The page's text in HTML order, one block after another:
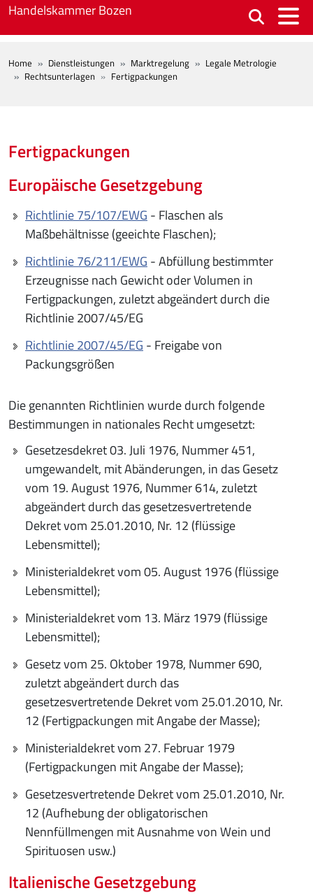
Skip to main content
Handelskammer Bozen
BREADCRUMB
Home Dienstleistungen Marktregelung
Legale Metrologie
Rechtsunterlagen
Fertigpackungen
Fertigpackungen
Europäische Gesetzgebung
Richtlinie 75/107/EWG - Flaschen als
Maßbehältnisse (geeichte Flaschen);
Richtlinie 76/211/EWG - Abfüllung bestimmter
Erzeugnisse nach Gewicht oder Volumen in
Fertigpackungen, zuletzt abgeändert durch die
Richtlinie 2007/45/EG
Richtlinie 2007/45/EG - Freigabe von
Packungsgrößen
Die genannten Richtlinien wurde durch folgende
Bestimmungen in nationales Recht umgesetzt:
Gesetzesdekret 03. Juli 1976, Nummer 451,
umgewandelt, mit Abänderungen, in das Gesetz
vom 19. August 1976, Nummer 614, zuletzt
abgeändert durch das gesetzesvertretende
Dekret vom 25.01.2010, Nr. 12 (flüssige
Lebensmittel);
Ministerialdekret vom 05. August 1976 (flüssige
Lebensmittel);
Ministerialdekret vom 13. März 1979 (flüssige
Lebensmittel);
Gesetz vom 25. Oktober 1978, Nummer 690,
zuletzt abgeändert durch das
gesetzesvertretende Dekret vom 25.01.2010, Nr.
12 (Fertigpackungen mit Angabe der Masse);
Ministerialdekret vom 27. Februar 1979
(Fertigpackungen mit Angabe der Masse);
Gesetzesvertretende Dekret vom 25.01.2010, Nr.
12 (Aufhebung der obligatorischen
Nennfüllmengen mit Ausnahme von Wein und
Spirituosen usw.)
Italienische Gesetzgebung